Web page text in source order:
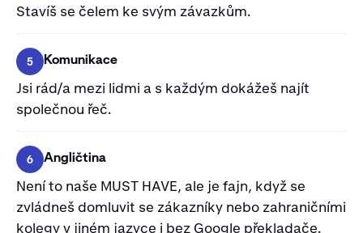
Stavíš se čelem ke svým závazkům.
5
Komunikace
Jsi rád/a mezi lidmi a s každým dokážeš najít
společnou řeč.
6
Angličtina
Není to naše MUST HAVE, ale je fajn, když se
zvládneš domluvit se zákazníky nebo zahraničními
kolegy v jiném jazyce i bez Google překladače.